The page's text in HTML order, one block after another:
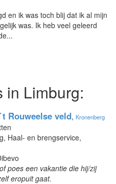
en ik was toch blij dat ik al mijn
was. Ik heb veel geleerd
in Limburg:
Rouweelse veld, Kronenberg
Haal- en brengservice,
poes een vakantie die hij/zij
eropuit gaat.